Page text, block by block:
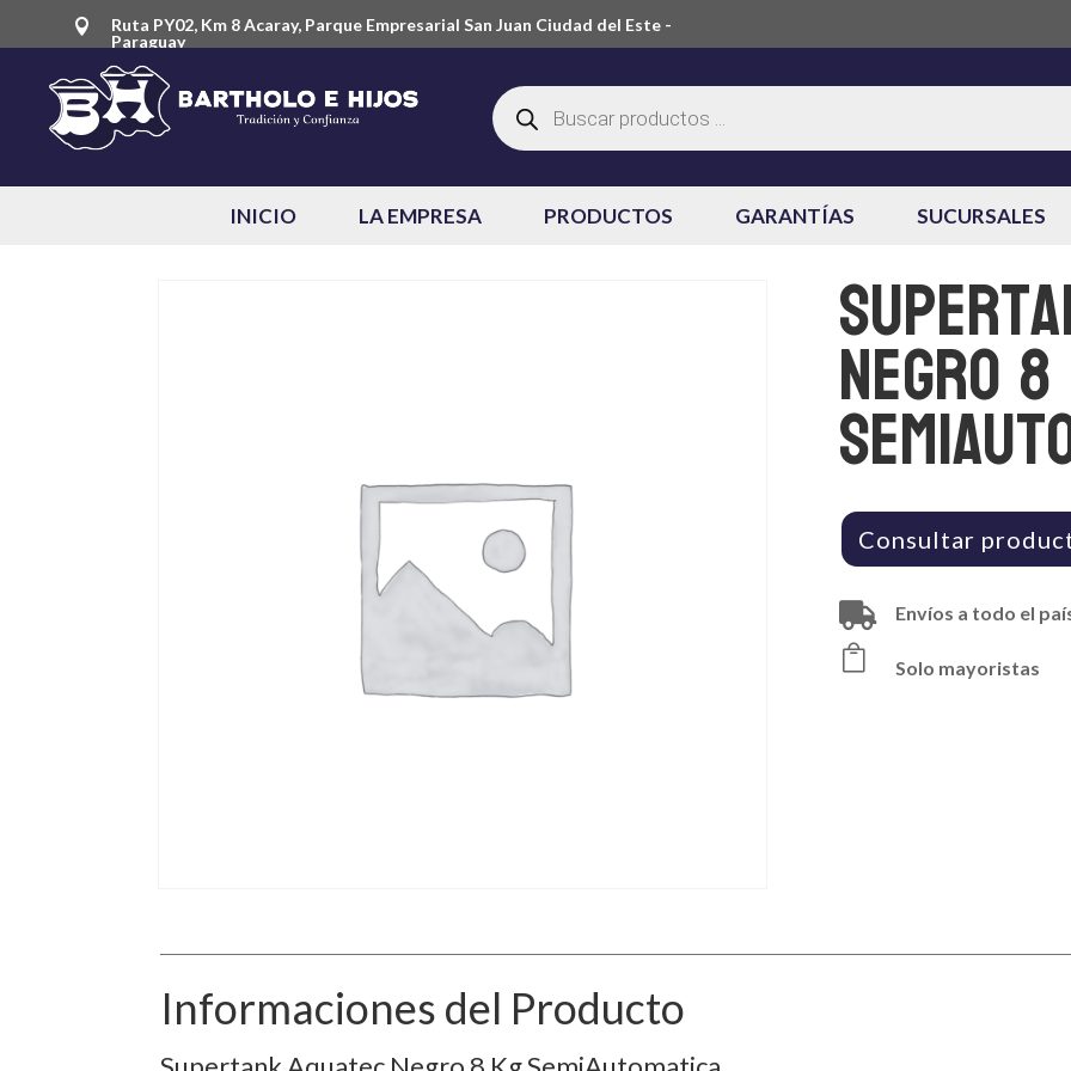

Ruta PY02, Km 8 Acaray, Parque Empresarial San Juan Ciudad del Este -
Paraguay
Búsqueda
de
productos
INICIO LA EMPRESA PRODUCTOS GARANTÍAS SUCURSALES
Negro
Consultar
 Envíos a todo el
 Solo mayoristas
Informaciones del Producto